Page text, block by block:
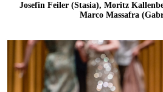
Josefin Feiler (Stasia), Moritz
Marco Massafra